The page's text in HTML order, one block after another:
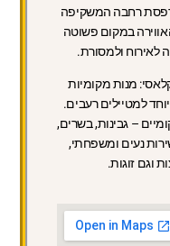
רחבה המשקיפה
במקום פשוטה
לאירוח ולמסורת.
מנות מקומיות
למטיילים רעבים.
– גבינות, בשרים,
נעים ומשפחתי,
וגם זוגות.